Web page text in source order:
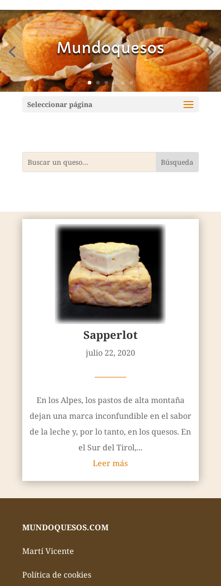
Mundoquesos
Seleccionar página
Sapperlot
julio 22, 2020
————
En los Alpes, los pastos de alta montaña
dejan una marca inconfundible en el sabor
de la leche y, por lo tanto, en los quesos. En
el Sur del Tirol,...
Leer más
MUNDOQUESOS.COM
Martí Vicente
Política de cookies